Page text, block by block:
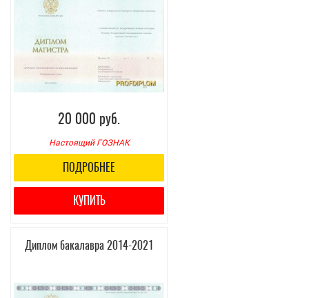
20 000 руб.
Настоящий ГОЗНАК
ПОДРОБНЕЕ
КУПИТЬ
Диплом бакалавра 2014-2021